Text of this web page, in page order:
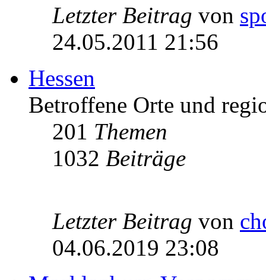
Letzter Beitrag von
24.05.2011 21:56
Hessen
Betroffene Orte und
201 Themen
1032 Beiträge
Letzter Beitrag von
04.06.2019 23:08